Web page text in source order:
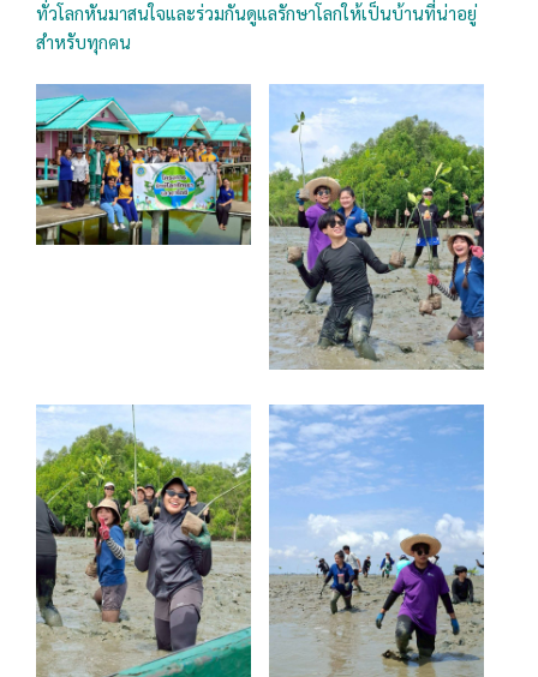
ทั่วโลกหันมาสนใจและร่วมกันดูแลรักษาโลกให้เป็นบ้านที่น่าอยู่
สำหรับทุกคน